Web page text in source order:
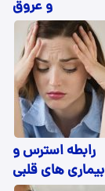
و عروق
رابطه استرس و
بیماری های قلبی